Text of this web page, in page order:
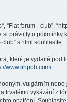
“Fiat forum -
právo tyto
s nimi souhlasíte.
které je vydané pod
www.phpbb.com/.
vulgárním
trvalému vykázání z
opatření.